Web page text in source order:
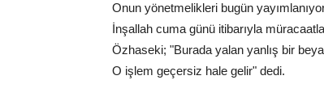
Onun yönetmelikleri bugün
İnşallah cuma günü itibarıyla
Özhaseki; "Burada yalan yanlış bir
O işlem geçersiz hale gelir" dedi.